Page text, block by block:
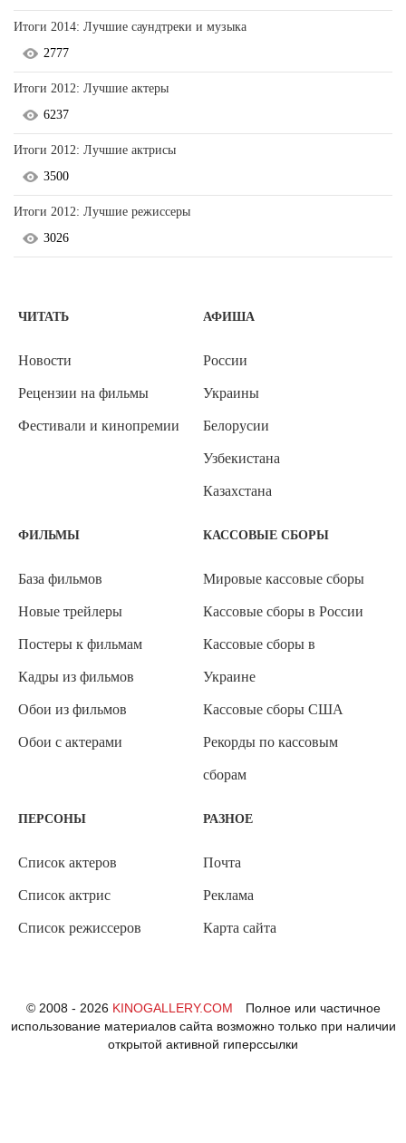
Итоги 2014: Лучшие саундтреки и музыка
2777
Итоги 2012: Лучшие актеры
6237
Итоги 2012: Лучшие актрисы
3500
Итоги 2012: Лучшие режиссеры
3026
ЧИТАТЬ
Новости
Рецензии на фильмы
Фестивали и кинопремии
АФИША
России
Украины
Белорусии
Узбекистана
Казахстана
ФИЛЬМЫ
База фильмов
Новые трейлеры
Постеры к фильмам
Кадры из фильмов
Обои из фильмов
Обои с актерами
КАССОВЫЕ СБОРЫ
Мировые кассовые сборы
Кассовые сборы в России
Кассовые сборы в
Украине
Кассовые сборы США
Рекорды по кассовым
сборам
ПЕРСОНЫ
Список актеров
Список актрис
Список режиссеров
РАЗНОЕ
Почта
Реклама
Карта сайта
© 2008 - 2026 KINOGALLERY.COM
Полное или частичное
использование материалов сайта возможно только при наличии
открытой активной гиперссылки